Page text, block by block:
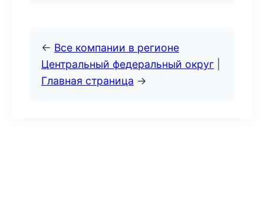
← Все компании в регионе
Центральный федеральный округ
Главная страница →